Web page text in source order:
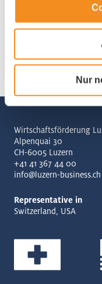
Nur
Wirtschaftsförderung
Alpenquai 30
CH-6005 Luzern
+41 41 367 44 00
info@luzern-business.ch
Representative in
Switzerland, USA